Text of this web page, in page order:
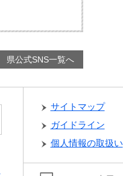
県公式SNS一覧へ
サイトマップ
ガイドライン
個人情報の取扱い